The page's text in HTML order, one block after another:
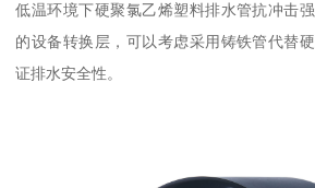
低温环境下硬聚氯乙烯塑料排水管抗冲击
的设备转换层，可以考虑采用铸铁管代替
证排水安全性。